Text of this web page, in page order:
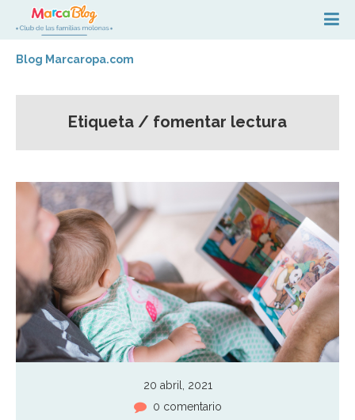
Blog Marcaropa.com
Etiqueta / fomentar lectura
20 abril, 2021
0 comentario